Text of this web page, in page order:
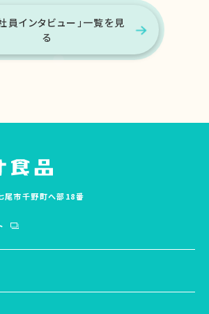
員インタビュー」一覧を見
る
尾市千野町へ部18番